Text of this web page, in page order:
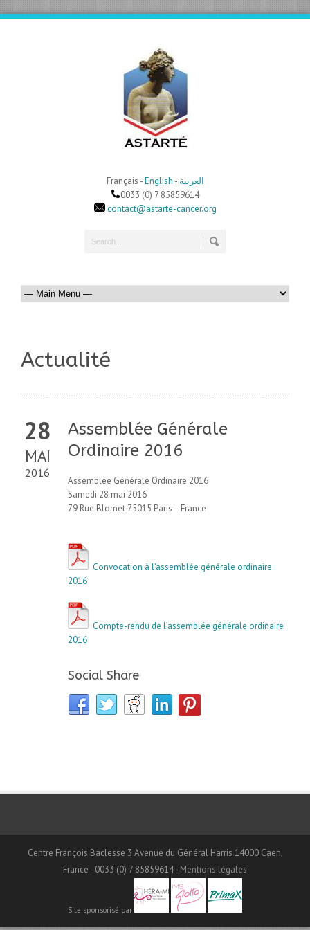
Français -English - العربية
0033 (0) 7 85859614
contact@astarte-cancer.org
Actualité
28
MAI
2016
Assemblée Générale
Ordinaire 2016
Assemblée Générale Ordinaire 2016
Samedi 28 mai 2016
79 Rue Blomet 75015 Paris– France
Convocation à l’assemblée générale ordinaire
2016
Compte-rendu de l’assemblée générale ordinaire
2016
Social Share
Centre François Baclesse 3 Avenue du Général Harris 14000 Caen,
France - 0033 (0) 7 85859614 - Mentions légales
Site sponsorisé par